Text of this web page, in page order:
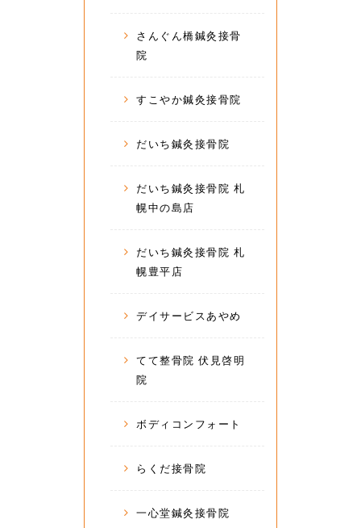
さんぐん橋鍼灸接骨
院
すこやか鍼灸接骨院
だいち鍼灸接骨院
だいち鍼灸接骨院 札
幌中の島店
だいち鍼灸接骨院 札
幌豊平店
デイサービスあやめ
てて整骨院 伏見啓明
院
ボディコンフォート
らくだ接骨院
一心堂鍼灸接骨院